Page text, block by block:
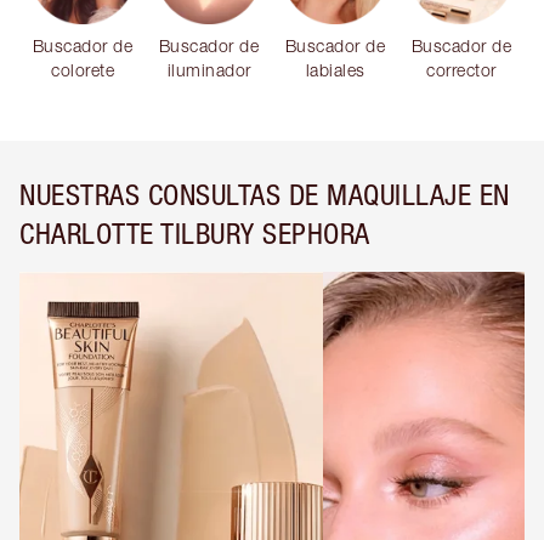
Buscador de
colorete
Buscador de
iluminador
Buscador de
labiales
Buscador de
corrector
NUESTRAS CONSULTAS DE MAQUILLAJE EN
CHARLOTTE TILBURY SEPHORA